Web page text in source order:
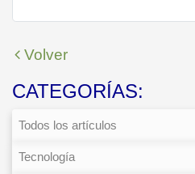
Volver
CATEGORÍAS:
Todos los artículos
Tecnología